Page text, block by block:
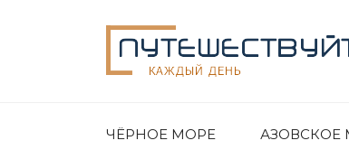
ЧЁРНОЕ МОРЕ АЗОВСКОЕ